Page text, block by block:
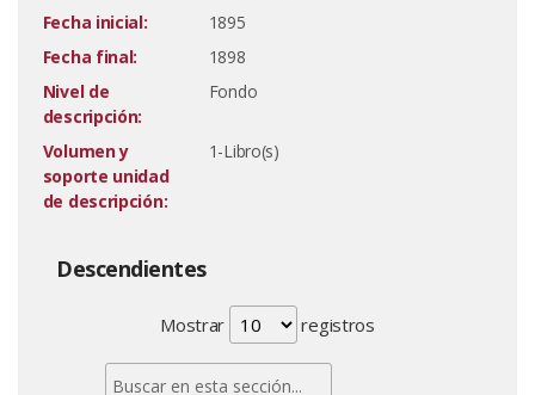
Fecha inicial:
1895
Fecha final:
1898
Nivel de
descripción:
Fondo
Volumen y
soporte unidad
de descripción:
1-Libro(s)
Descendientes
Mostrar registros